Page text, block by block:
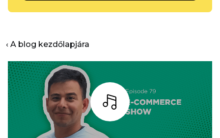
‹ A blog kezdőlapjára
Hallgass